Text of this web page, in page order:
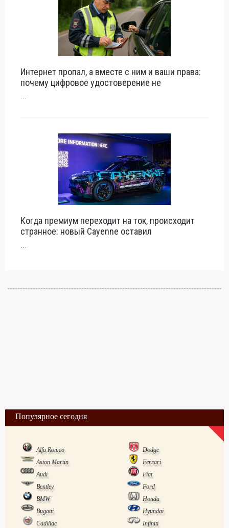
Интернет пропал, а вместе с ним и ваши права:
почему цифровое удостоверение не
...
Когда премиум переходит на ток, происходит
странное: новый Cayenne оставил
...
Популярное сегодня
Alfa Romeo
Dodge
Aston Martin
Ferrari
Audi
Fiat
Bentley
Ford
BMW
Honda
Bugatti
Hyundai
Cadillac
Infiniti